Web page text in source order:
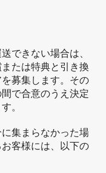
できない場合は、
たは特典と引き換
募集します。その
で合意のうえ決定
。
集まらなかった場
客様には、以下の